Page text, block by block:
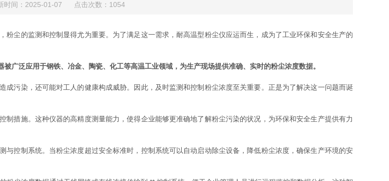
时间：2025-01-07 点击次数：1054
尘的监测和控制显得尤为重要。为了满足这一需求，耐高温型粉尘仪应运而生，成为了工业环保和安全生产的
广泛应用于钢铁、冶金、陶瓷、化工等高温工业领域，为生产现场提供准确、实时的粉尘浓度数据。
污染，还可能对工人的健康构成威胁。因此，及时监测和控制粉尘浓度至关重要。正是为了解决这一问题而诞
措施。这种仪器的高精度测量能力，使得企业能够更准确地了解粉尘污染的状况，为环保和安全生产提供有力
控制系统。当粉尘浓度超过安全标准时，控制系统可以自动启动除尘设备，降低粉尘浓度，确保生产环境的安